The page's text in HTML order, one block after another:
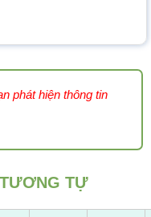
phát hiện thông tin
TỰ